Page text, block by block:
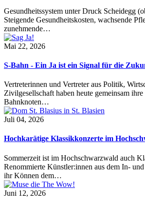
Gesundheitssystem unter Druck Scheidegg
Steigende Gesundheitskosten, wachsende
zunehmende…
Mai 22, 2026
S-Bahn - Ein Ja ist ein Signal für die
Vertreterinnen und Vertreter aus Politik,
Zivilgesellschaft haben heute gemeinsam
Bahnknoten…
Juli 04, 2026
Hochkarätige Klassikkonzerte im
Sommerzeit ist im Hochschwarzwald auch
Renommierte Künstler:innen aus dem In-
ihr Können dem…
Juni 12, 2026